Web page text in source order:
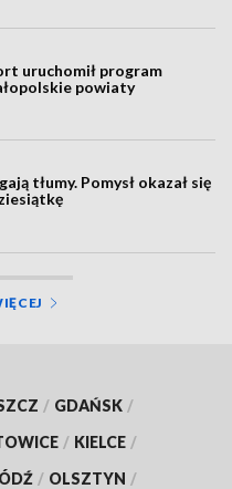
uruchomił program
powiaty
tłumy. Pomysł okazał się
/ GDAŃSK /
/ KIELCE /
/ OLSZTYN /